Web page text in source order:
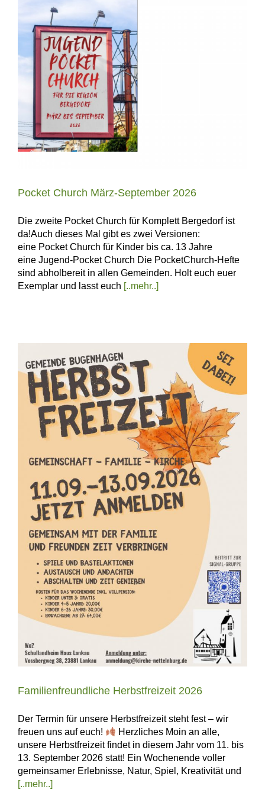
Pocket Church März-September 2026
Die zweite Pocket Church für Komplett Bergedorf ist
da!Auch dieses Mal gibt es zwei Versionen:
eine Pocket Church für Kinder bis ca. 13 Jahre
eine Jugend-Pocket Church Die PocketChurch-Hefte
sind abholbereit in allen Gemeinden. Holt euch euer
Exemplar und lasst euch [..mehr..]
Familienfreundliche Herbstfreizeit 2026
Der Termin für unsere Herbstfreizeit steht fest – wir
freuen uns auf euch!
Herzliches Moin an alle,
unsere Herbstfreizeit findet in diesem Jahr vom 11. bis
13. September 2026 statt! Ein Wochenende voller
gemeinsamer Erlebnisse, Natur, Spiel, Kreativität und
[..mehr..]